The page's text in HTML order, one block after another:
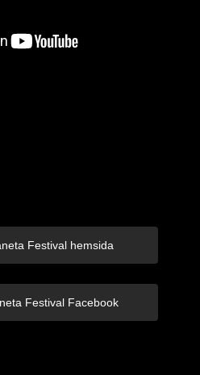
Festival hemsida
Festival Facebook